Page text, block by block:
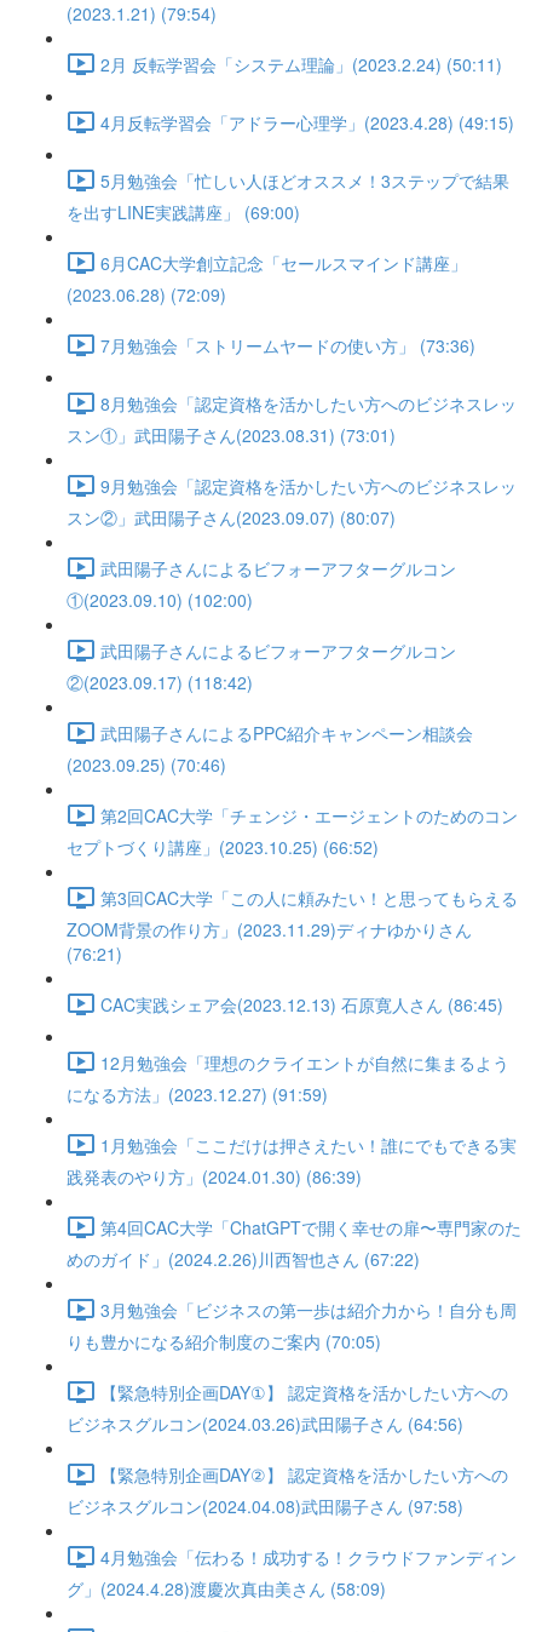
(2023.1.21) (79:54)
2月 反転学習会「システム理論」(2023.2.24) (50:11)
4月反転学習会「アドラー心理学」(2023.4.28) (49:15)
5月勉強会「忙しい人ほどオススメ！3ステップで結果
を出すLINE実践講座」 (69:00)
6月CAC大学創立記念「セールスマインド講座」
(2023.06.28) (72:09)
7月勉強会「ストリームヤードの使い方」 (73:36)
8月勉強会「認定資格を活かしたい方へのビジネスレッ
スン①」武田陽子さん(2023.08.31) (73:01)
9月勉強会「認定資格を活かしたい方へのビジネスレッ
スン②」武田陽子さん(2023.09.07) (80:07)
武田陽子さんによるビフォーアフターグルコン
①(2023.09.10) (102:00)
武田陽子さんによるビフォーアフターグルコン
②(2023.09.17) (118:42)
武田陽子さんによるPPC紹介キャンペーン相談会
(2023.09.25) (70:46)
第2回CAC大学「チェンジ・エージェントのためのコン
セプトづくり講座」(2023.10.25) (66:52)
第3回CAC大学「この人に頼みたい！と思ってもらえる
ZOOM背景の作り方」(2023.11.29)ディナゆかりさん
(76:21)
CAC実践シェア会(2023.12.13) 石原寛人さん (86:45)
12月勉強会「理想のクライエントが自然に集まるよう
になる方法」(2023.12.27) (91:59)
1月勉強会「ここだけは押さえたい！誰にでもできる実
践発表のやり方」(2024.01.30) (86:39)
第4回CAC大学「ChatGPTで開く幸せの扉〜専門家のた
めのガイド」(2024.2.26)川西智也さん (67:22)
3月勉強会「ビジネスの第一歩は紹介力から！自分も周
りも豊かになる紹介制度のご案内 (70:05)
【緊急特別企画DAY①】 認定資格を活かしたい方への
ビジネスグルコン(2024.03.26)武田陽子さん (64:56)
【緊急特別企画DAY②】 認定資格を活かしたい方への
ビジネスグルコン(2024.04.08)武田陽子さん (97:58)
4月勉強会「伝わる！成功する！クラウドファンディン
グ」(2024.4.28)渡慶次真由美さん (58:09)